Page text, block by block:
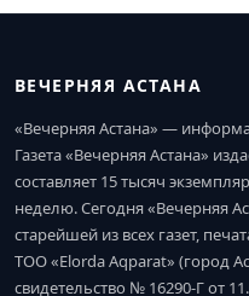
ВЕЧЕРНЯЯ АСТАНА
«Вечерняя Астана» —
Газета «Вечерняя Астана»
составляет 15 тысяч
неделю. Сегодня «Вечерняя
старейшей из всех газет,
ТОО «Elorda Aqparat» (город
свидетельство № 16290-Г от